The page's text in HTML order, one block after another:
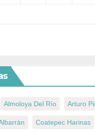
Almoloya Del Río Arturo
Coatepec Harinas